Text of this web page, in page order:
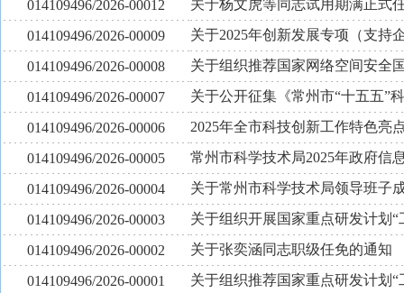
014109496/2026-00012 关于杨文虎等同志试用期满正式
014109496/2026-00009 关于2025年创新发展专项（支持
014109496/2026-00008 关于组织推荐国家网络空间安全
014109496/2026-00007 关于公开征集《常州市“十五五”
014109496/2026-00006 2025年全市科技创新工作特色亮
014109496/2026-00005 常州市科学技术局2025年政府信
014109496/2026-00004 关于常州市科学技术局领导班子
014109496/2026-00003 关于组织开展国家重点研发计划
014109496/2026-00002 关于张奕涵同志职级任免的通知
014109496/2026-00001 关于组织推荐国家重点研发计划“